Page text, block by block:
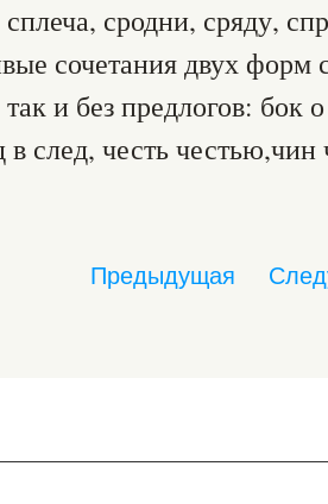
сродни, сряду,
сочетания двух форм
и без предлогов: бок
в след, честь
Предыдущая